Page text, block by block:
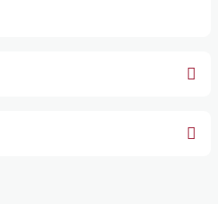
formunu kullanarak tarafımıza